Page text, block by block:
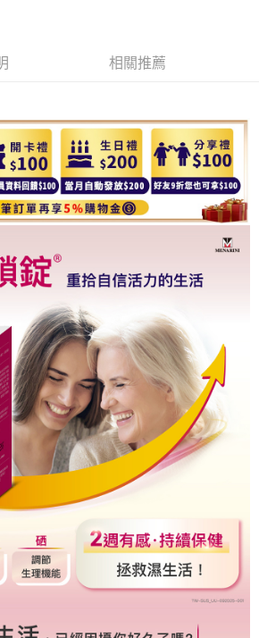
或使用他人資訊註冊。若發現惡意使用之情形，
權停止該用戶之使用額度並採取法律行動。
相關推薦